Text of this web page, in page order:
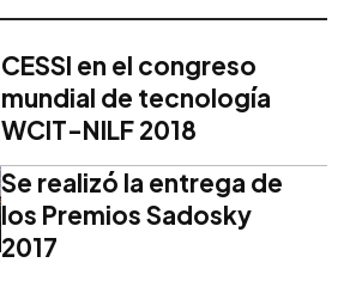
CESSI en el congreso
mundial de tecnología
WCIT-NILF 2018
Se realizó la entrega de
los Premios Sadosky
2017